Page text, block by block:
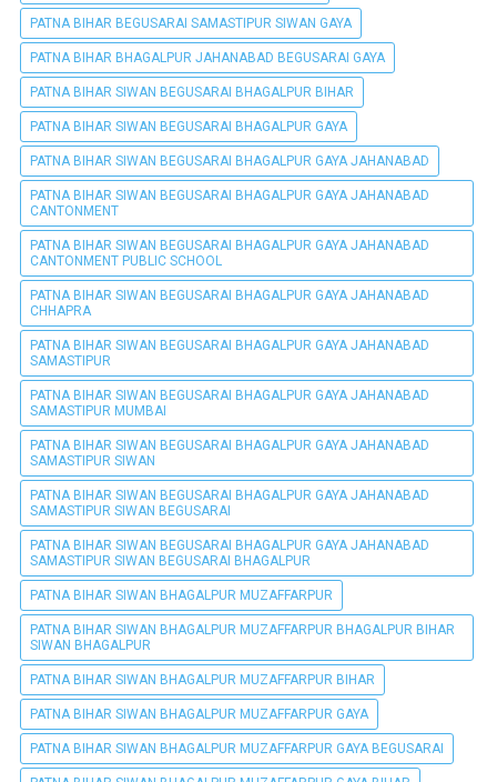
PATNA BIHAR BEGUSARAI SAMASTIPUR SIWAN GAYA
PATNA BIHAR BHAGALPUR JAHANABAD BEGUSARAI GAYA
PATNA BIHAR SIWAN BEGUSARAI BHAGALPUR BIHAR
PATNA BIHAR SIWAN BEGUSARAI BHAGALPUR GAYA
PATNA BIHAR SIWAN BEGUSARAI BHAGALPUR GAYA JAHANABAD
PATNA BIHAR SIWAN BEGUSARAI BHAGALPUR GAYA JAHANABAD
CANTONMENT
PATNA BIHAR SIWAN BEGUSARAI BHAGALPUR GAYA JAHANABAD
CANTONMENT PUBLIC SCHOOL
PATNA BIHAR SIWAN BEGUSARAI BHAGALPUR GAYA JAHANABAD
CHHAPRA
PATNA BIHAR SIWAN BEGUSARAI BHAGALPUR GAYA JAHANABAD
SAMASTIPUR
PATNA BIHAR SIWAN BEGUSARAI BHAGALPUR GAYA JAHANABAD
SAMASTIPUR MUMBAI
PATNA BIHAR SIWAN BEGUSARAI BHAGALPUR GAYA JAHANABAD
SAMASTIPUR SIWAN
PATNA BIHAR SIWAN BEGUSARAI BHAGALPUR GAYA JAHANABAD
SAMASTIPUR SIWAN BEGUSARAI
PATNA BIHAR SIWAN BEGUSARAI BHAGALPUR GAYA JAHANABAD
SAMASTIPUR SIWAN BEGUSARAI BHAGALPUR
PATNA BIHAR SIWAN BHAGALPUR MUZAFFARPUR
PATNA BIHAR SIWAN BHAGALPUR MUZAFFARPUR BHAGALPUR BIHAR
SIWAN BHAGALPUR
PATNA BIHAR SIWAN BHAGALPUR MUZAFFARPUR BIHAR
PATNA BIHAR SIWAN BHAGALPUR MUZAFFARPUR GAYA
PATNA BIHAR SIWAN BHAGALPUR MUZAFFARPUR GAYA BEGUSARAI